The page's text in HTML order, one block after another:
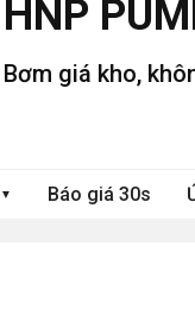
HNP
Bơm giá kho,
▼ Báo giá 30s